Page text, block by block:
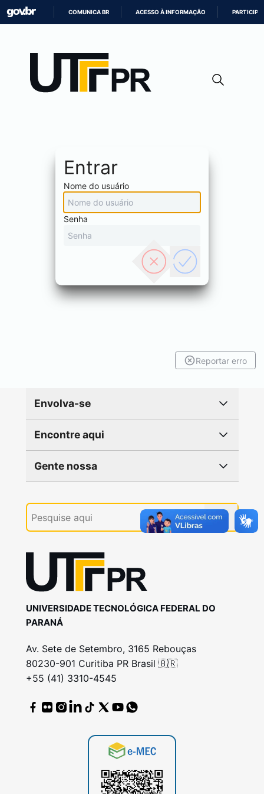
CONTEÚDO
COMUNICA BR ACESSO À INFORMAÇÃO PARTICIPE
Entrar
Nome do usuário
Senha
Reportar erro
Envolva-se
Encontre aqui
Gente nossa
UNIVERSIDADE TECNOLÓGICA FEDERAL DO
PARANÁ
Av. Sete de Setembro, 3165 Rebouças
80230-901 Curitiba PR Brasil 🇧🇷
+55 (41) 3310-4545